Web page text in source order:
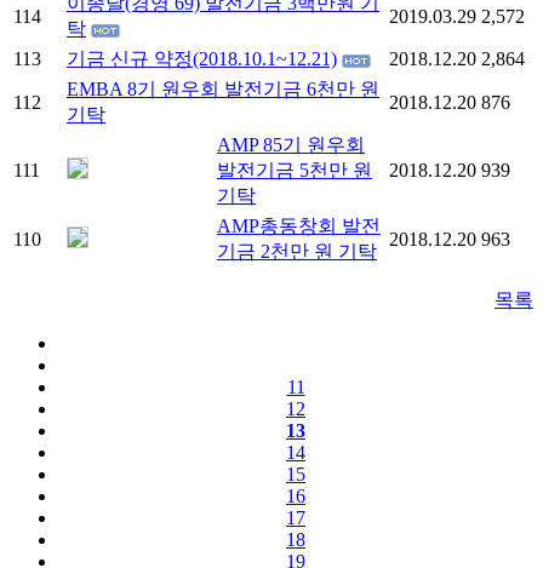
114
탁
2019.03.29 2,572
113 기금 신규 약정(2018.10.1~12.21) 2018.12.20 2,864
112
EMBA 8기 원우회 발전기금 6천만 원
기탁
2018.12.20 876
111
AMP 85기 원우회
발전기금 5천만 원
기탁
2018.12.20 939
110
AMP총동창회 발전
기금 2천만 원 기탁
2018.12.20 963
목록
11
12
13
14
15
16
17
18
19